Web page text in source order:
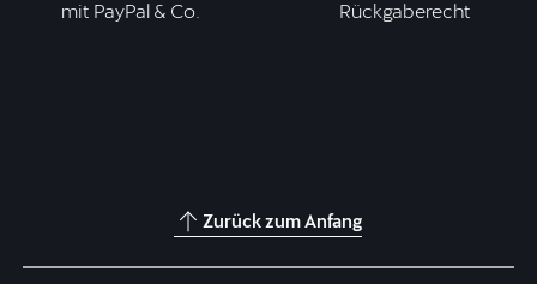
mit PayPal & Co.
Rückgaberecht
Zurück zum Anfang